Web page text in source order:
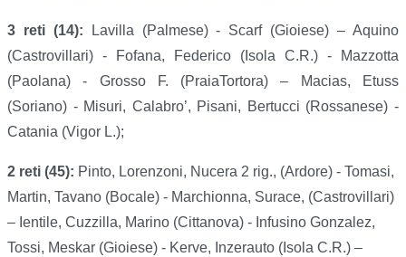
3 reti (14): Lavilla (Palmese) - Scarf (Gioiese) – Aquino
(Castrovillari) - Fofana, Federico (Isola C.R.) - Mazzotta
(Paolana) - Grosso F. (PraiaTortora) – Macias, Etuss
(Soriano) - Misuri, Calabro’, Pisani, Bertucci (Rossanese) -
Catania (Vigor L.);
2 reti (45): Pinto, Lorenzoni, Nucera 2 rig., (Ardore) - Tomasi,
Martin, Tavano (Bocale) - Marchionna, Surace, (Castrovillari)
– Ientile, Cuzzilla, Marino (Cittanova) - Infusino Gonzalez,
Tossi, Meskar (Gioiese) - Kerve, Inzerauto (Isola C.R.) –